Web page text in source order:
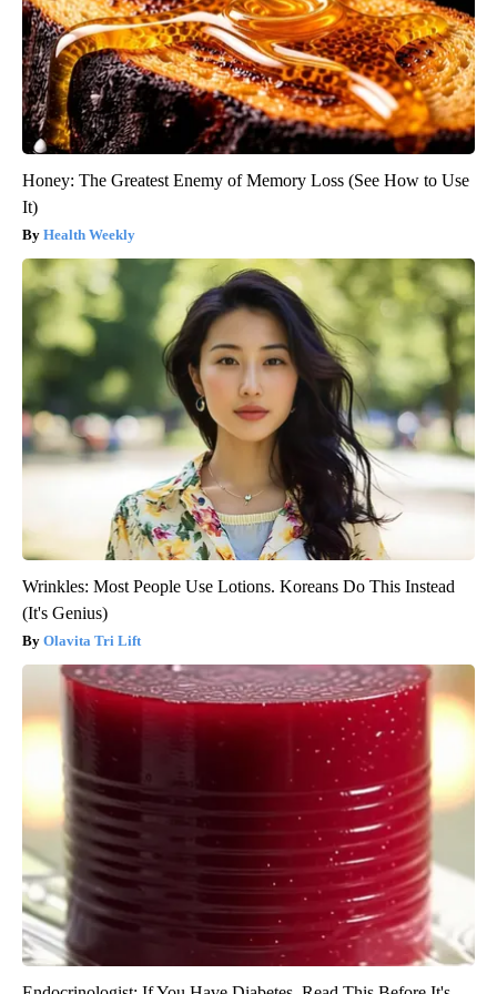
Honey: The Greatest Enemy of Memory Loss (See How to Use
It)
Health Weekly
Wrinkles: Most People Use Lotions. Koreans Do This Instead
(It's Genius)
Olavita Tri Lift